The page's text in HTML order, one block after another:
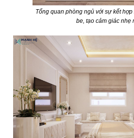
Tổng quan phòng ngủ với sự kết
be, tạo cảm giác nhẹ